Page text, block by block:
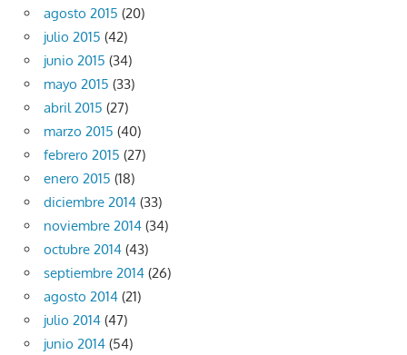
agosto 2015 (20)
julio 2015 (42)
junio 2015 (34)
mayo 2015 (33)
abril 2015 (27)
marzo 2015 (40)
febrero 2015 (27)
enero 2015 (18)
diciembre 2014 (33)
noviembre 2014 (34)
octubre 2014 (43)
septiembre 2014 (26)
agosto 2014 (21)
julio 2014 (47)
junio 2014 (54)